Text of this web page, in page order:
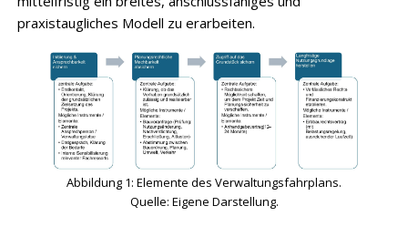
praxistaugliches Modell zu erarbeiten.
Abbildung 1: Elemente des Verwaltungsfahrplans.
Quelle: Eigene Darstellung.